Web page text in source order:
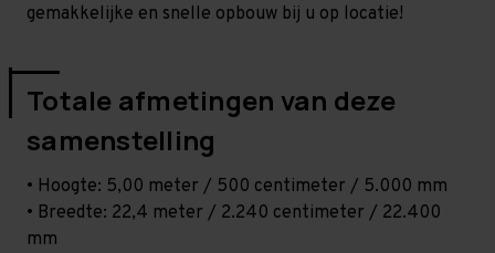
gemakkelijke en snelle opbouw bij u op locatie!
Totale afmetingen van deze
samenstelling
• Hoogte: 5,00 meter / 500 centimeter / 5.000 mm
• Breedte: 22,4 meter / 2.240 centimeter / 22.400
mm